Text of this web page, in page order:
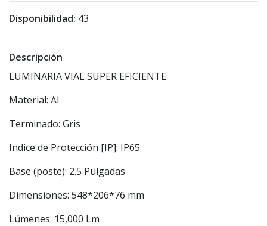
Disponibilidad: 43
Descripción
LUMINARIA VIAL SUPER EFICIENTE
Material: Al
Terminado: Gris
Indice de Protección [IP]: IP65
Base (poste): 2.5 Pulgadas
Dimensiones: 548*206*76 mm
Lúmenes: 15,000 Lm